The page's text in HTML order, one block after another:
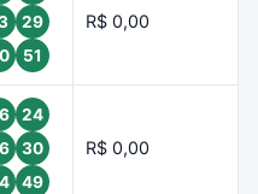
29
51
R$ 0,00
24
30
49
R$ 0,00